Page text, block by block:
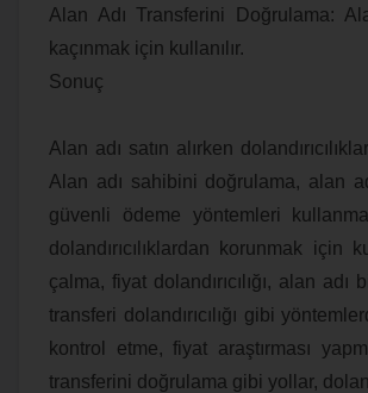
Alan Adı Transferini Doğrulama:
kaçınmak için kullanılır.
Sonuç
Alan adı satın alırken
Alan adı sahibini doğrulama, alan
güvenli ödeme yöntemleri
dolandırıcılıklardan korunmak için
çalma, fiyat dolandırıcılığı, alan adı
transferi dolandırıcılığı gibi
kontrol etme, fiyat araştırması
transferini doğrulama gibi yollar,